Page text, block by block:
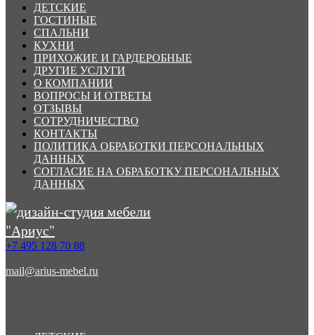
ДЕТСКИЕ
ГОСТИНЫЕ
СПАЛЬНИ
КУХНИ
ПРИХОЖИЕ И ГАРДЕРОБНЫЕ
ДРУГИЕ УСЛУГИ
О КОМПАНИИ
ВОПРОСЫ И ОТВЕТЫ
ОТЗЫВЫ
СОТРУДНИЧЕСТВО
КОНТАКТЫ
ПОЛИТИКА ОБРАБОТКИ ПЕРСОНАЛЬНЫХ
ДАННЫХ
СОГЛАСИЕ НА ОБРАБОТКУ ПЕРСОНАЛЬНЫХ
ДАННЫХ
+7 495 128 70 88
mail@arius-mebel.ru